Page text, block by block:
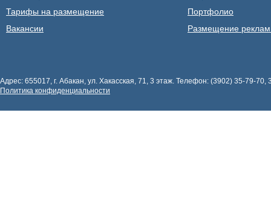
Тарифы на размещение
Вакансии
Портфолио
Размещение
Адрес: 655017, г. Абакан, ул. Хакасская, 71, 3 этаж. Телефон: (3902) 35-79-
Политика конфиденциальности